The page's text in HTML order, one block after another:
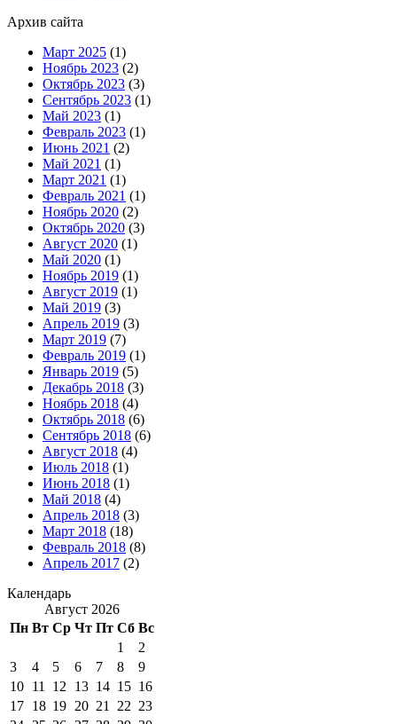
Архив сайта
Март 2025 (1)
Ноябрь 2023 (2)
Октябрь 2023 (3)
Сентябрь 2023 (1)
Май 2023 (1)
Февраль 2023 (1)
Июнь 2021 (2)
Май 2021 (1)
Март 2021 (1)
Февраль 2021 (1)
Ноябрь 2020 (2)
Октябрь 2020 (3)
Август 2020 (1)
Май 2020 (1)
Ноябрь 2019 (1)
Август 2019 (1)
Май 2019 (3)
Апрель 2019 (3)
Март 2019 (7)
Февраль 2019 (1)
Январь 2019 (5)
Декабрь 2018 (3)
Ноябрь 2018 (4)
Октябрь 2018 (6)
Сентябрь 2018 (6)
Август 2018 (4)
Июль 2018 (1)
Июнь 2018 (1)
Май 2018 (4)
Апрель 2018 (3)
Март 2018 (18)
Февраль 2018 (8)
Апрель 2017 (2)
Календарь
Август 2026
Пн Вт Ср Чт Пт Сб Вс
1
2
3
4 5 6 7 8
9
10 11 12 13 14 15 16
17 18 19 20 21 22 23